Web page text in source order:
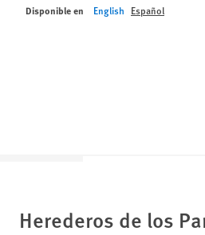
Disponible en English Español
Herederos de los